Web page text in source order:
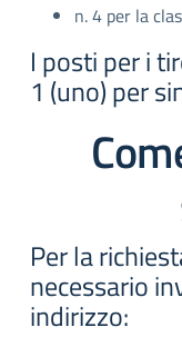
n. 4 per la
I posti per i
1 (uno) per
Per la
necessario
indirizzo: